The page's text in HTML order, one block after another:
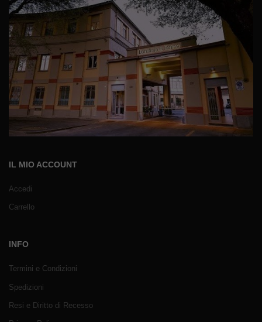
IL MIO ACCOUNT
Accedi
Carrello
INFO
Termini e Condizioni
Spedizioni
Resi e Diritto di Recesso